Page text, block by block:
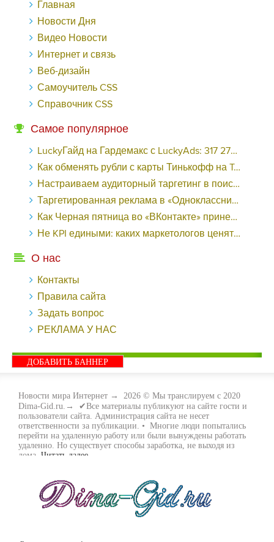
Главная
Новости Дня
Видео Новости
Интернет и связь
Веб-дизайн
Самоучитель CSS
Справочник CSS
Самое популярное
LuckyГайд на Гардемакс с LuckyAds: 317 279 рублей за 10 дней - «Надо знать»
Как обменять рубли с карты Тинькофф на Tether ERC20 (USDT)?
Настраиваем аудиторный таргетинг в поисковой кампании Google Ads - «Заработок»
Таргетированная реклама в «Одноклассниках»: как ее настроить и нужно ли - «Заработок»
Как Черная пятница во «ВКонтакте» принесла магазину подарков 221 продажу по цене 38 рублей - «Заработок»
Не KPI едиными: каких маркетологов ценят - «Заработок»
О нас
Контакты
Правила сайта
Задать вопрос
РЕКЛАМА У НАС
ДОБАВИТЬ БАННЕР
Новости мира Интернет → 2026 © Мы транслируем с 2020
Dima-Gid.ru.→ ✔Все материалы публикуют на сайте гости и
пользователи сайта. Администрация сайта не несет
ответственности за публикации. • Многие люди попытались
перейти на удаленную работу или были вынуждены работать
удаленно. Но существует способы заработка, не выходя из
дома. Читать далее...
много. Все зависит только от вас, чем вы хотите заняться и, что
вам придётся по душе. Наш сайт собирает для вас всю
полезную информацию и новые виды заработка которые
появляются на просторах интернета каждый день. Просто